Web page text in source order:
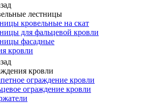
лестницы
кровельные на скат
для фальцевой кровли
фасадные
кровли
кровли
ограждение кровли
ограждение кровли